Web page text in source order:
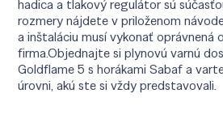
hadica a tlakový regulátor sú
rozmery nájdete v priloženom
a inštaláciu musí vykonať oprávnená
firma.Objednajte si plynovú varnú
Goldflame 5 s horákami Sabaf a
úrovni, akú ste si vždy predstavovali.